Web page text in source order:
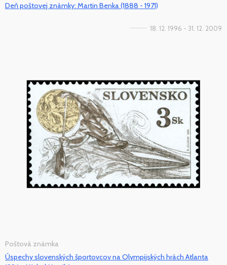
Deň poštovej známky: Martin Benka (1888 - 1971)
18. 12. 1996 - 31. 12. 2009
Poštová známka
Úspechy slovenských športovcov na Olympijských hrách Atlanta